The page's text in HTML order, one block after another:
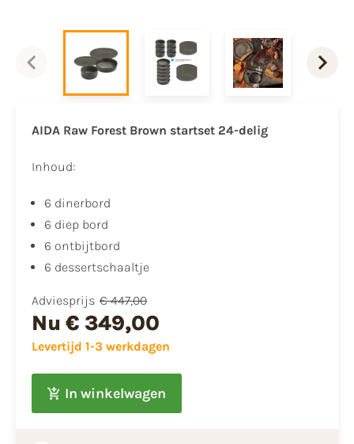
AIDA Raw Forest Brown startset 24-delig
Inhoud:
6 dinerbord
6 diep bord
6 ontbijtbord
6 dessertschaaltje
Adviesprijs € 447,00
Nu € 349,00
Levertijd 1-3 werkdagen
In winkelwagen